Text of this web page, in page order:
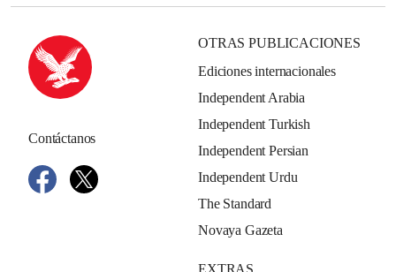
Contáctanos
OTRAS PUBLICACIONES
Ediciones internacionales
Independent Arabia
Independent Turkish
Independent Persian
Independent Urdu
The Standard
Novaya Gazeta
EXTRAS